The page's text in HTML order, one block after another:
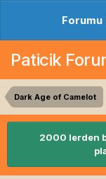
Forumu
Paticik
Dark Age of Camelot
2000 lerden